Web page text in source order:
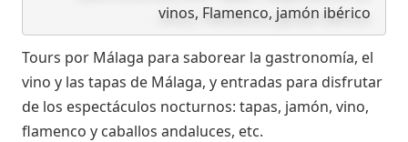
vinos, Flamenco, jamón ibérico
Tours por Málaga para saborear la gastronomía, el
vino y las tapas de Málaga, y entradas para disfrutar
de los espectáculos nocturnos: tapas, jamón, vino,
flamenco y caballos andaluces, etc.